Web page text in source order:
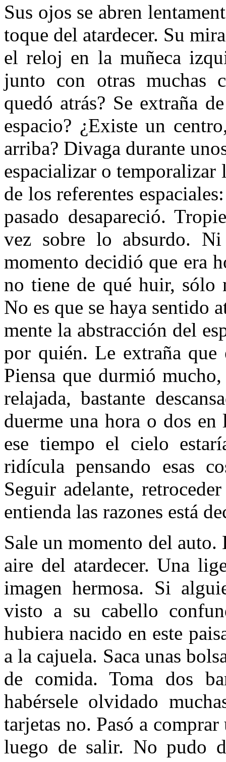
Sus ojos se abren
toque del atardecer. Su
el reloj en la muñeca
junto con otras muchas
quedó atrás? Se extraña
espacio? ¿Existe un
arriba? Divaga durante
espacializar o
de los referentes
pasado desapareció.
vez sobre lo absurdo.
momento decidió que era
no tiene de qué huir, sólo
No es que se haya sentido
mente la abstracción del
por quién. Le extraña que
Piensa que durmió
relajada, bastante
duerme una hora o dos
ese tiempo el cielo
ridícula pensando esas
Seguir adelante,
entienda las razones está
Sale un momento del auto.
aire del atardecer. Una
imagen hermosa. Si
visto a su cabello
hubiera nacido en este
a la cajuela. Saca unas
de comida. Toma dos
habérsele olvidado
tarjetas no. Pasó a
luego de salir. No pudo